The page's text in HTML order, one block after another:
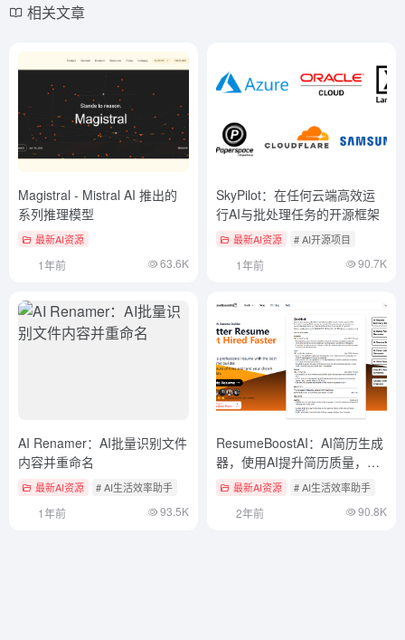
相关文章
Magistral - Mistral AI 推出的
系列推理模型
最新AI资源
1年前 63.6K
SkyPilot：在任何云端高效运
行AI与批处理任务的开源框架
最新AI资源 # AI开源项目
1年前 90.7K
AI Renamer：AI批量识别文件
内容并重命名
最新AI资源 # AI生活效率助手
1年前 93.5K
ResumeBoostAI：AI简历生成
器，使用AI提升简历质量，创
建专业简历
最新AI资源 # AI生活效率助手
2年前 90.8K